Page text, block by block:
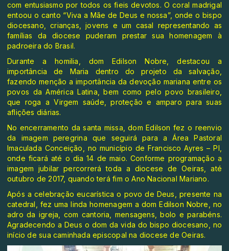
com entusiasmo por todos os fieis devotos. O coral madrigal
entoou o canto “Viva a Mãe de Deus e nossa”, onde o bispo
diocesano, crianças, jovens e um casal representando as
famílias da diocese puderam prestar sua homenagem à
padroeira do Brasil.
Durante a homilia, dom Edilson Nobre, destacou a
importância de Maria dentro do projeto da salvação,
fazendo menção a importância da devoção mariana entre os
povos da América Latina, bem como pelo povo brasileiro,
que roga a Virgem saúde, proteção e amparo para suas
aflições diárias.
No encerramento da santa missa, dom Edilson fez o reenvio
da imagem peregrina que seguirá para a Área Pastoral
Imaculada Conceição, no município de Francisco Ayres – PI,
onde ficará até o dia 14 de maio. Conforme programação a
imagem jubilar percorrerá toda a diocese de Oeiras, até
outubro de 2017, quando terá fim o Ano Nacional Mariano.
Após a celebração eucarística o povo de Deus, presente na
catedral, fez uma linda homenagem a dom Edilson Nobre, no
adro da igreja, com cantoria, mensagens, bolo e parabéns.
Agradecendo a Deus o dom da vida do bispo diocesano, no
início de sua caminhada episcopal na diocese de Oeiras.